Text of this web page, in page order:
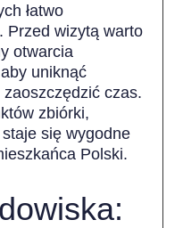
łatwo
Przed wizytą warto
otwarcia
uniknąć
czas.
zbiórki,
się wygodne
Polski.